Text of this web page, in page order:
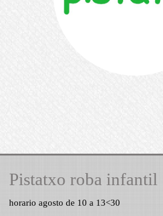
Pistatxo roba infantil
horario agosto de 10 a 13<30